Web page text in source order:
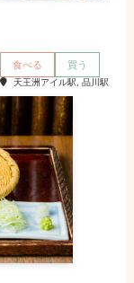
食べる 買う
天王洲アイル駅, 品川駅